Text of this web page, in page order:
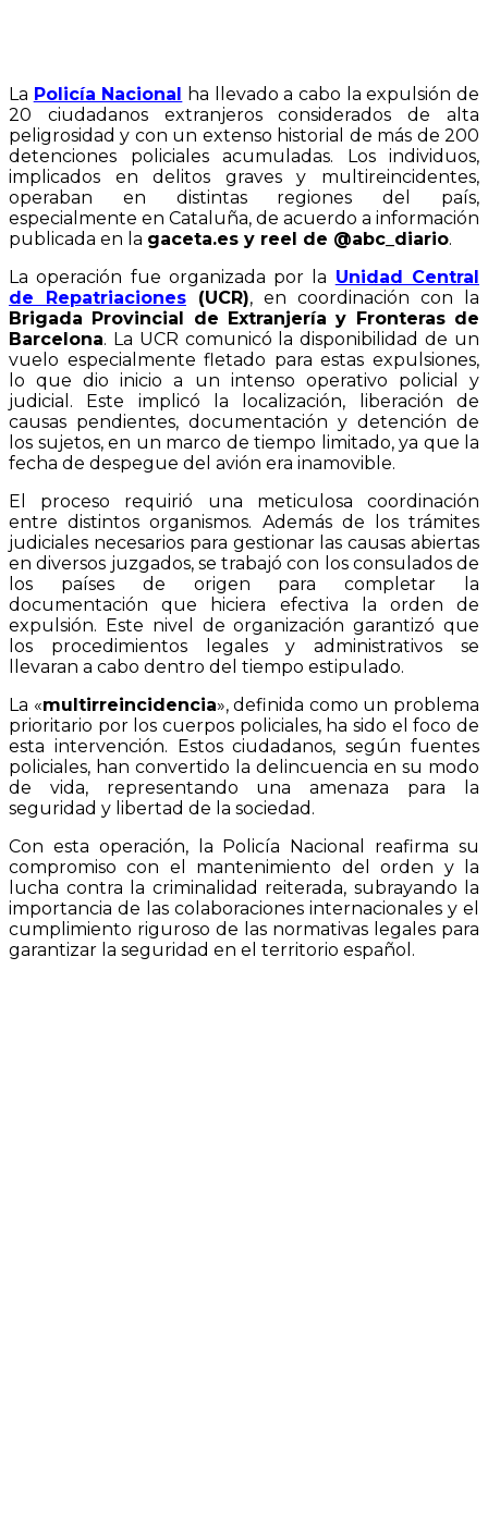
La Policía Nacional
ha llevado a cabo la expulsión de
20 ciudadanos extranjeros considerados de alta
peligrosidad y con un extenso historial de más de 200
detenciones policiales acumuladas. Los individuos,
implicados en delitos graves y multireincidentes,
operaban en distintas regiones del país,
especialmente en Cataluña, de acuerdo a información
publicada en la gaceta.es y reel de @abc_diario.
La operación fue organizada por la Unidad Central
de Repatriaciones (UCR), en coordinación con la
Brigada Provincial de Extranjería y Fronteras de
Barcelona. La UCR comunicó la disponibilidad de un
vuelo especialmente fletado para estas expulsiones,
lo que dio inicio a un intenso operativo policial y
judicial. Este implicó la localización, liberación de
causas pendientes, documentación y detención de
los sujetos, en un marco de tiempo limitado, ya que la
fecha de despegue del avión era inamovible.
El proceso requirió una meticulosa coordinación
entre distintos organismos. Además de los trámites
judiciales necesarios para gestionar las causas abiertas
en diversos juzgados, se trabajó con los consulados de
los países de origen para completar la
documentación que hiciera efectiva la orden de
expulsión. Este nivel de organización garantizó que
los procedimientos legales y administrativos se
llevaran a cabo dentro del tiempo estipulado.
La «multirreincidencia», definida como un problema
prioritario por los cuerpos policiales, ha sido el foco de
esta intervención. Estos ciudadanos, según fuentes
policiales, han convertido la delincuencia en su modo
de vida, representando una amenaza para la
seguridad y libertad de la sociedad.
Con esta operación, la Policía Nacional reafirma su
compromiso con el mantenimiento del orden y la
lucha contra la criminalidad reiterada, subrayando la
importancia de las colaboraciones internacionales y el
cumplimiento riguroso de las normativas legales para
garantizar la seguridad en el territorio español.